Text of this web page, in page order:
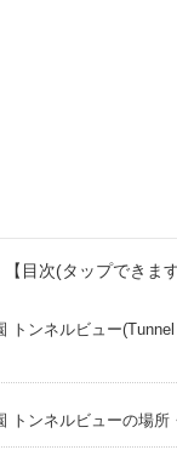
【目次(タップできます
トンネルビュー
トンネルビューの場所